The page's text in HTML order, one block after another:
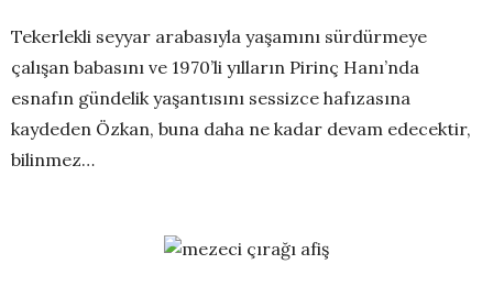
Tekerlekli seyyar arabasıyla yaşamını sürdürmeye
çalışan babasını ve 1970’li yılların Pirinç Hanı’nda
esnafın gündelik yaşantısını sessizce hafızasına
kaydeden Özkan, buna daha ne kadar devam edecektir,
bilinmez…